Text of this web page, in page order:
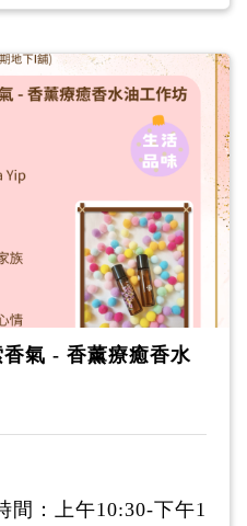
山水藝術 與鉛筆以
進式的引導進行繪
享受繪畫的樂趣和創
與藝術的認識，把
中結合起來， 是一
藝術活動。
氣 - 香薰療癒香水
間：上午10:30-下午1